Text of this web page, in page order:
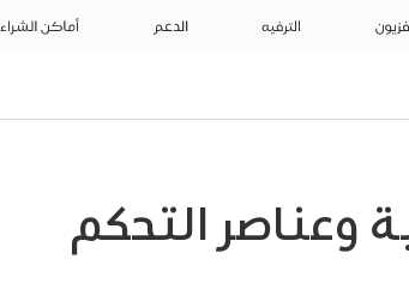
الترفيه الدعم أماكن الشراء
وعناصر التحكم